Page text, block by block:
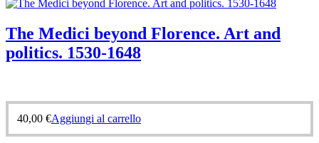
The Medici beyond Florence. Art and
politics. 1530-1648
40,00 €Aggiungi al carrello